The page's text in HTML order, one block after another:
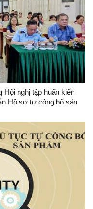
nghị tập huấn kiến
Hồ sơ tự công bố sản